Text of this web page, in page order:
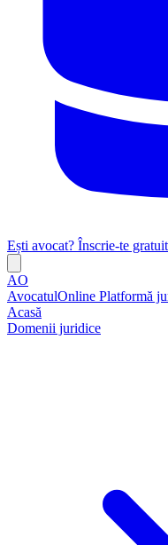
Ești avocat? Înscrie-te gratuit
AO
AvocatulOnline Platformă
Acasă
Domenii juridice